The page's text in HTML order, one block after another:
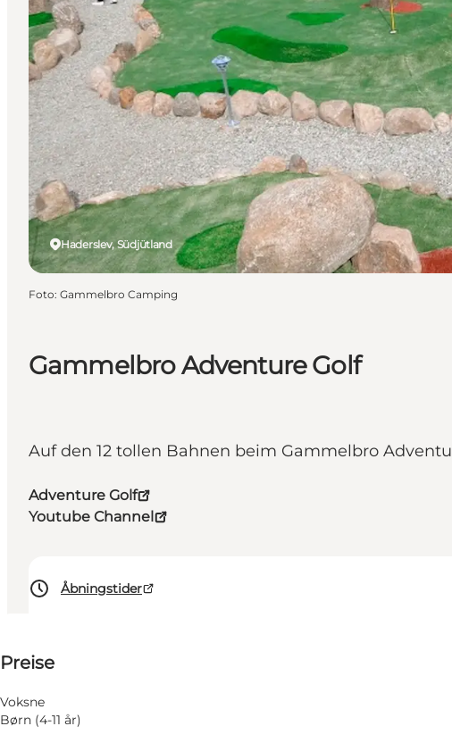
Gammelbro Adventure Golf
Auf den 12 tollen Bahnen beim Gammelbro
Adventure Golf
Youtube Channel
Åbningstider
Preise
Voksne
Børn (4-11 år)
Haderslev, Südjütland
Foto: Gammelbro Camping